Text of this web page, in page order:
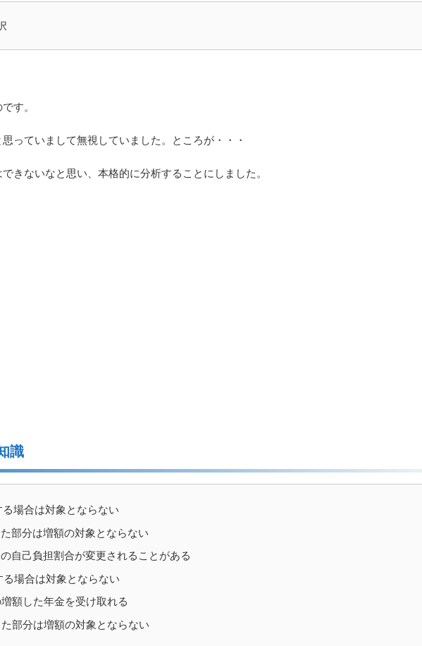
す。
っていまして無視していました。ところが・・・
きないなと思い、本格的に分析することにしました。
識
場合は対象とならない
部分は増額の対象とならない
己負担割合が変更されることがある
る場合は対象とならない
額した年金を受け取れる
部分は増額の対象とならない